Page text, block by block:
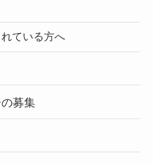
ている方へ
募集